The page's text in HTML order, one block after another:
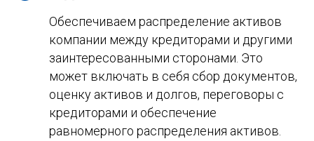
Обеспечиваем распределение активов
компании между кредиторами и другими
заинтересованными сторонами. Это
может включать в себя сбор документов,
оценку активов и долгов, переговоры с
кредиторами и обеспечение
равномерного распределения активов.